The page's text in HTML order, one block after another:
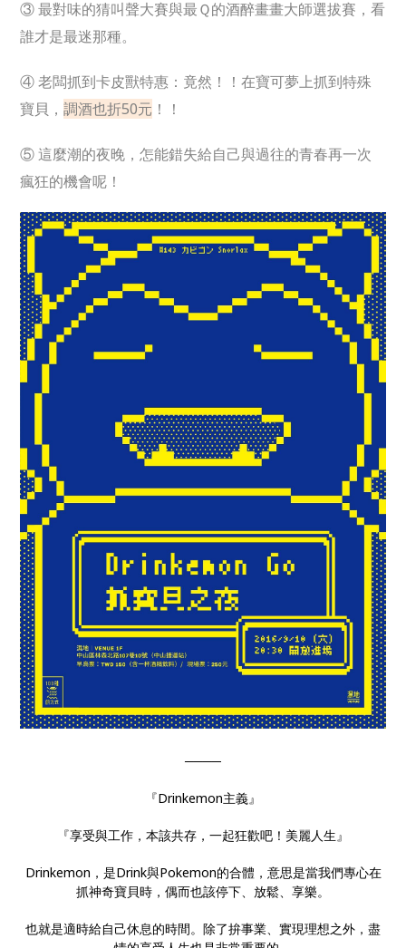
③ 最對味的猜叫聲大賽與最Ｑ的酒醉畫畫大師選拔賽，看
誰才是最迷那種。
④ 老闆抓到卡皮獸特惠：竟然！！在寶可夢上抓到特殊
寶貝，調酒也折50元 ！！
⑤ 這麼潮的夜晚，怎能錯失給自己與過往的青春再一次
瘋狂的機會呢！
────
『Drinkemon主義』
『享受與工作，本該共存，一起狂歡吧！美麗人生』
Drinkemon，是Drink與Pokemon的合體，意思是當我們專心在
抓神奇寶貝時，偶而也該停下、放鬆、享樂。
也就是適時給自己休息的時間。除了拚事業、實現理想之外，盡